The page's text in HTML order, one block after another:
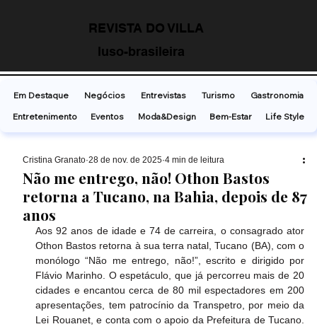
REVISTA DO VILLA
luso-brasileira
Não me entrego, não! Othon Bastos
retorna a Tucano, na Bahia, depois de 87
anos
Cristina Granato 28 de nov. de 2025 4 min de leitura
Aos 92 anos de idade e 74 de carreira, o consagrado ator
Othon Bastos retorna à sua terra natal, Tucano (BA), com o
monólogo “Não me entrego, não!”, escrito e dirigido por
Flávio Marinho. O espetáculo, que já percorreu mais de 20
cidades e encantou cerca de 80 mil espectadores em 200
apresentações, tem patrocínio da Transpetro, por meio da
Lei Rouanet, e conta com o apoio da Prefeitura de Tucano.
Em Destaque Negócios Entrevistas Turismo
Gastronomia
Entretenimento
Eventos Moda&Design Bem-Estar Life Style